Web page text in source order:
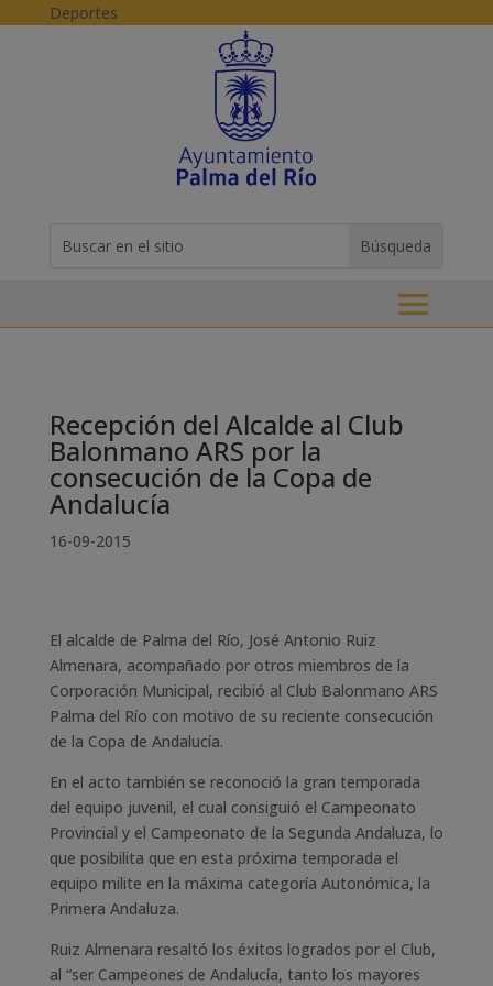
Skip to content
Deportes
for...
Recepción del Alcalde al Club
Balonmano ARS por la
consecución de la Copa de
Andalucía
16-09-2015
El alcalde de Palma del Río, José Antonio Ruiz
Almenara, acompañado por otros miembros de la
Corporación Municipal, recibió al Club Balonmano ARS
Palma del Río con motivo de su reciente consecución
de la Copa de Andalucía.
En el acto también se reconoció la gran temporada
del equipo juvenil, el cual consiguió el Campeonato
Provincial y el Campeonato de la Segunda Andaluza, lo
que posibilita que en esta próxima temporada el
equipo milite en la máxima categoría Autonómica, la
Primera Andaluza.
Ruiz Almenara resaltó los éxitos logrados por el Club,
al “ser Campeones de Andalucía, tanto los mayores